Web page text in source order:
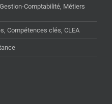
Comptabilité, Métiers
Compétences clés, CLEA